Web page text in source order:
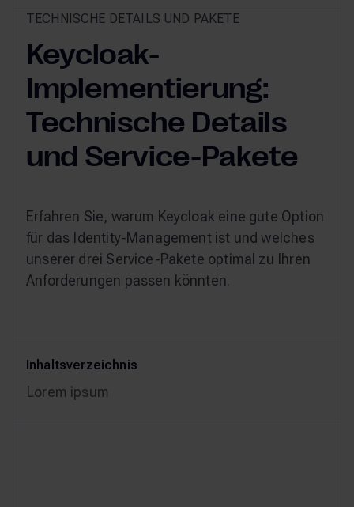
TECHNISCHE DETAILS UND PAKETE
Keycloak-
Implementierung:
Technische Details
und Service-Pakete
Erfahren Sie, warum Keycloak eine gute Option
für das Identity-Management ist und welches
unserer drei Service-Pakete optimal zu Ihren
Anforderungen passen könnten.
Inhaltsverzeichnis
Lorem ipsum